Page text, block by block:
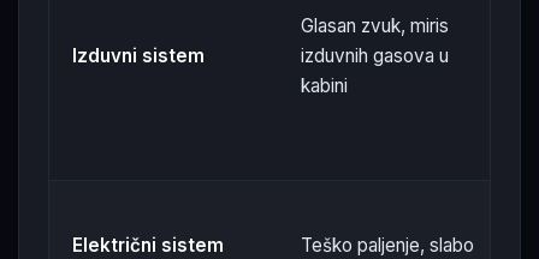
Izduvni sistem
Glasan zvuk, miris
izduvnih gasova u
kabini
Električni sistem
Teško paljenje, slabo